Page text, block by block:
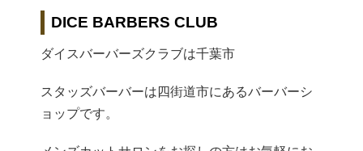
DICE BARBERS CLUB
ダイスバーバーズクラブは千葉市
スタッズバーバーは四街道市にあるバーバーシ
ョップです。